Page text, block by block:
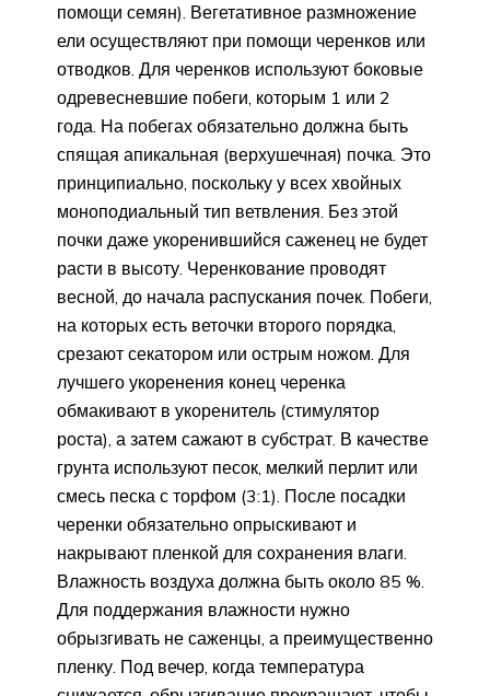
помощи семян). Вегетативное размножение
ели осуществляют при помощи черенков или
отводков. Для черенков используют боковые
одревесневшие побеги, которым 1 или 2
года. На побегах обязательно должна быть
спящая апикальная (верхушечная) почка. Это
принципиально, поскольку у всех хвойных
моноподиальный тип ветвления. Без этой
почки даже укоренившийся саженец не будет
расти в высоту. Черенкование проводят
весной, до начала распускания почек. Побеги,
на которых есть веточки второго порядка,
срезают секатором или острым ножом. Для
лучшего укоренения конец черенка
обмакивают в укоренитель (стимулятор
роста), а затем сажают в субстрат. В качестве
грунта используют песок, мелкий перлит или
смесь песка с торфом (3:1). После посадки
черенки обязательно опрыскивают и
накрывают пленкой для сохранения влаги.
Влажность воздуха должна быть около 85 %.
Для поддержания влажности нужно
обрызгивать не саженцы, а преимущественно
пленку. Под вечер, когда температура